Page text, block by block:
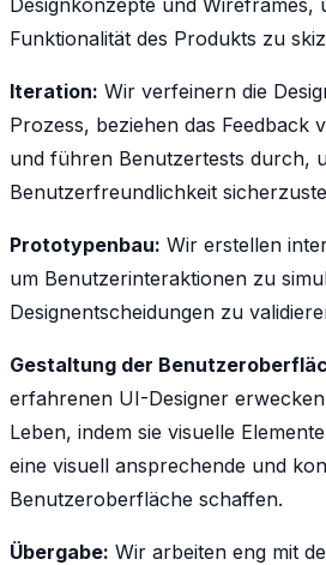
Funktionalität des Produkts zu
Iteration: Wir verfeinern die
Prozess, beziehen das Feedback
und führen Benutzertests durch,
Benutzerfreundlichkeit
Prototypenbau: Wir erstellen
um Benutzerinteraktionen zu
Designentscheidungen zu
Gestaltung der
erfahrenen UI-Designer
Leben, indem sie visuelle
eine visuell ansprechende und
Benutzeroberfläche schaffen.
Übergabe: Wir arbeiten eng mit